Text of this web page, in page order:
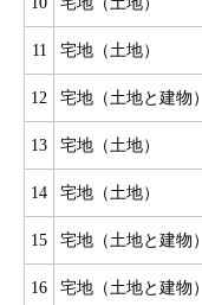
11 宅地（土地）
12 宅地（土地と建物）
13 宅地（土地）
14 宅地（土地）
15 宅地（土地と建物）
16 宅地（土地と建物）